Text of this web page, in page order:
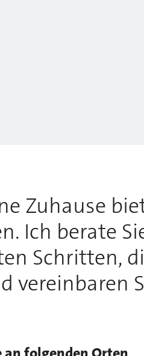
Zuhause
Ich berate
Schritten,
vereinbaren